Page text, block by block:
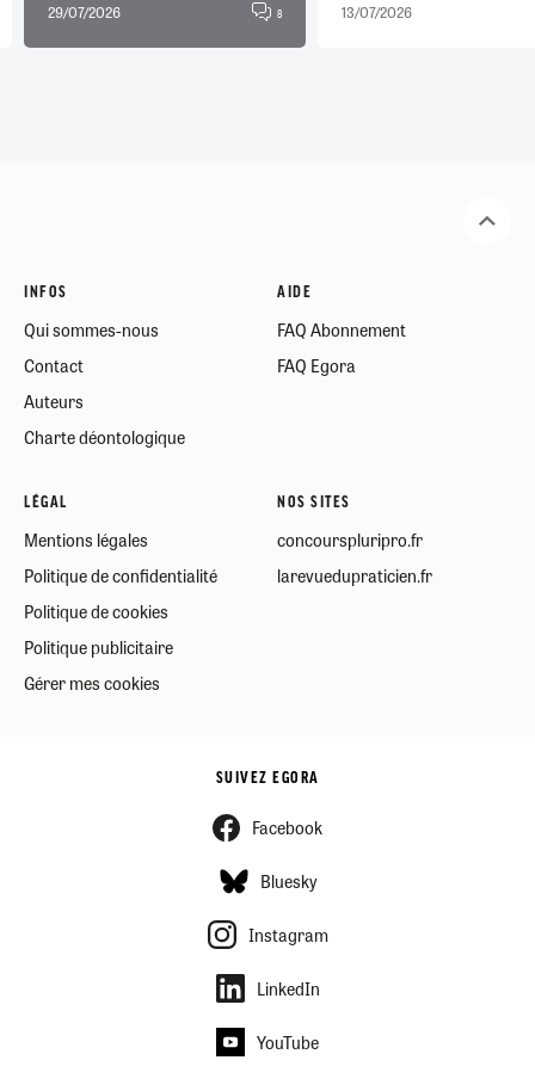
29/07/2026 8 13/07/2026
INFOS
Qui sommes-nous
Contact
Auteurs
Charte déontologique
AIDE
FAQ Abonnement
FAQ Egora
LÉGAL
Mentions légales
Politique de confidentialité
Politique de cookies
Politique publicitaire
Gérer mes cookies
NOS SITES
concourspluripro.fr
larevuedupraticien.fr
SUIVEZ EGORA
Facebook
Bluesky
Instagram
LinkedIn
YouTube